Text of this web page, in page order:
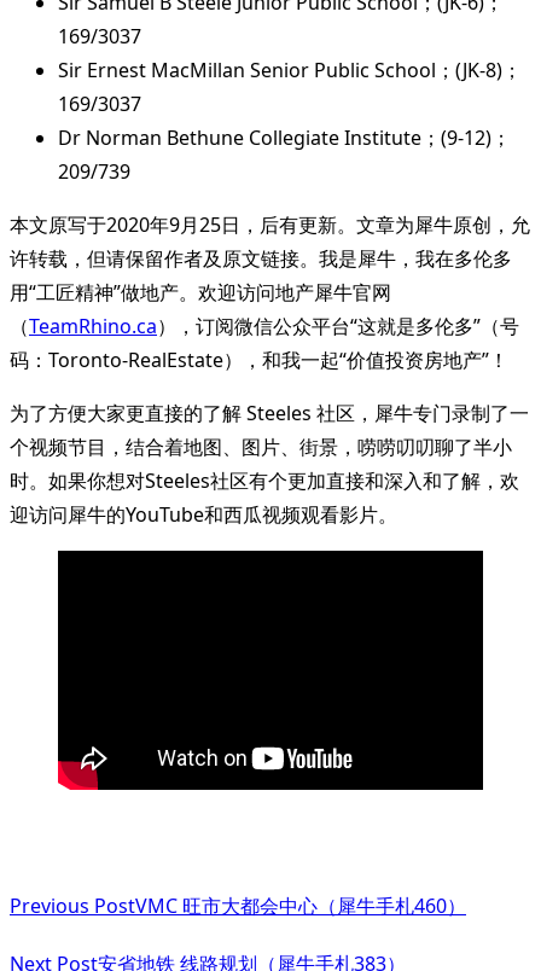
169/3037
Sir Ernest MacMillan Senior Public School；(JK-8)；
169/3037
Dr Norman Bethune Collegiate Institute；(9-12)；
209/739
本文原写于2020年9月25日，后有更新。文章为犀牛原创，允
许转载，但请保留作者及原文链接。我是犀牛，我在多伦多
用“工匠精神”做地产。欢迎访问地产犀牛官网
（TeamRhino.ca），订阅微信公众平台“这就是多伦多”（号
码：Toronto-RealEstate），和我一起“价值投资房地产”！
为了方便大家更直接的了解 Steeles 社区，犀牛专门录制了一
个视频节目，结合着地图、图片、街景，唠唠叨叨聊了半小
时。如果你想对Steeles社区有个更加直接和深入和了解，欢
迎访问犀牛的YouTube和西瓜视频观看影片。
class="nav-
Previous PostVMC 旺市大都会中心（犀牛手札460）
Next Post安省地铁 线路规划（犀牛手札383）